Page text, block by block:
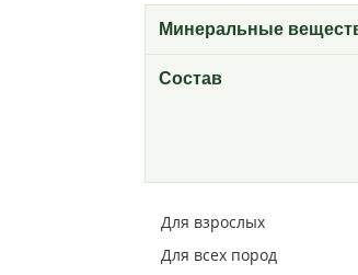
Минеральные
Состав
Для взрослых
Для всех пород